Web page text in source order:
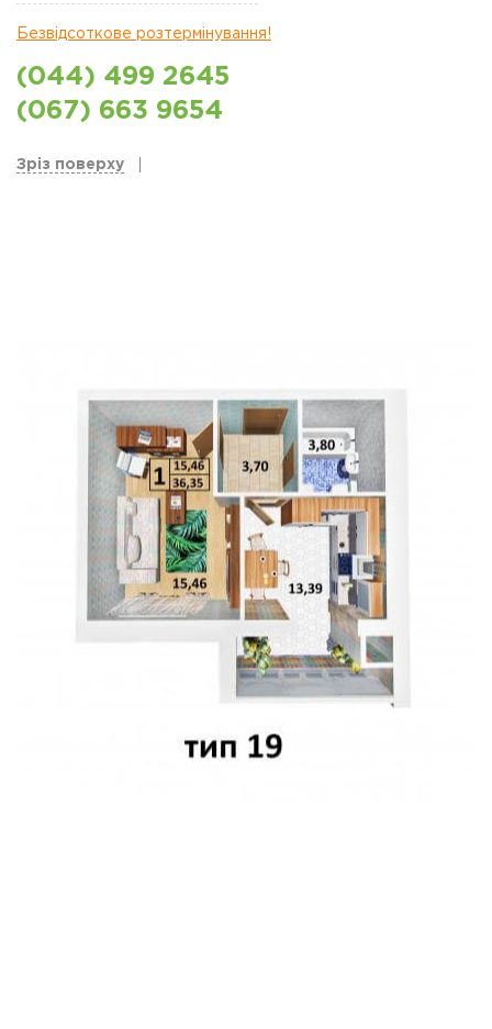
Сайт забудовника
Безвідсоткове розтермінування!
(044) 499 2645
(067) 663 9654
Зріз поверху